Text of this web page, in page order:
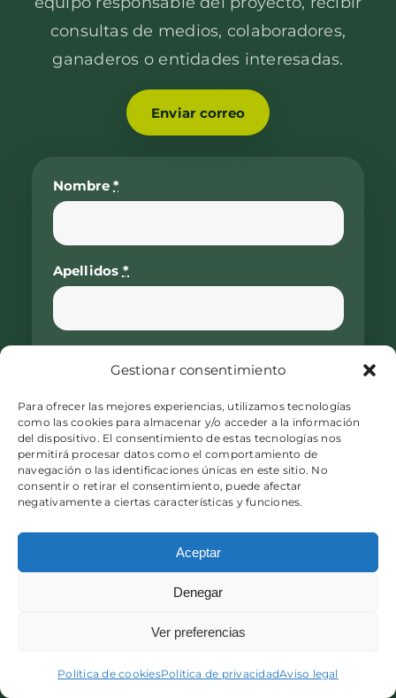
Gestionar consentimiento
Para ofrecer las mejores experiencias, utilizamos tecnologías
como las cookies para almacenar y/o acceder a la información
del dispositivo. El consentimiento de estas tecnologías nos
permitirá procesar datos como el comportamiento de
navegación o las identificaciones únicas en este sitio. No
consentir o retirar el consentimiento, puede afectar
negativamente a ciertas características y funciones.
Aceptar
Denegar
Ver preferencias
Política de cookiesPolítica de privacidadAviso legal
consultas de medios, colaboradores,
ganaderos o entidades interesadas.
Enviar correo
Nombre*
Apellidos *
Consulta*
política de privacidad